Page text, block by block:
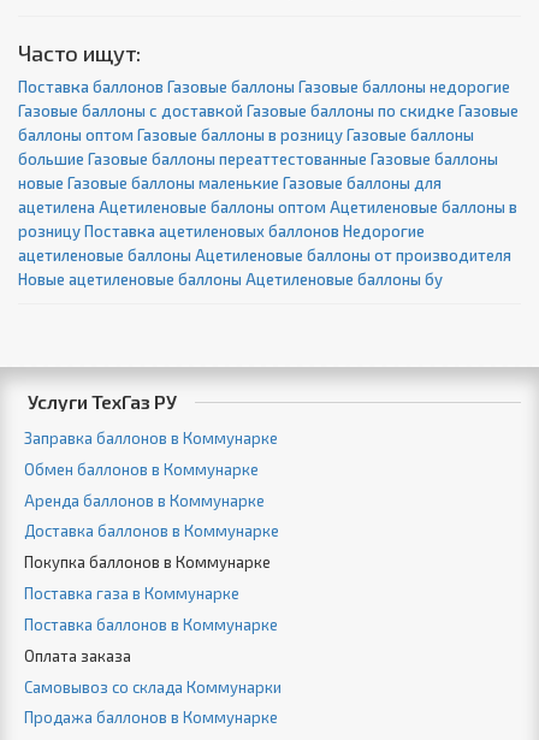
Часто ищут:
Поставка баллонов Газовые баллоны Газовые баллоны недорогие
Газовые баллоны с доставкой Газовые баллоны по скидке Газовые
баллоны оптом Газовые баллоны в розницуГазовые баллоны
большие Газовые баллоны переаттестованные Газовые баллоны
новые Газовые баллоны маленькие Газовые баллоны для
ацетилена Ацетиленовые баллоны оптом Ацетиленовые баллоны в
розницуПоставка ацетиленовых баллонов Недорогие
ацетиленовые баллоны Ацетиленовые баллоны от производителя
Новые ацетиленовые баллоны Ацетиленовые баллоны бу
Услуги ТехГаз РУ
Заправка баллонов в Коммунарке
Обмен баллонов в Коммунарке
Аренда баллонов в Коммунарке
Доставка баллонов в Коммунарке
Покупка баллонов в Коммунарке
Поставка газа в Коммунарке
Поставка баллонов в Коммунарке
Оплата заказа
Самовывоз со склада Коммунарки
Продажа баллонов в Коммунарке